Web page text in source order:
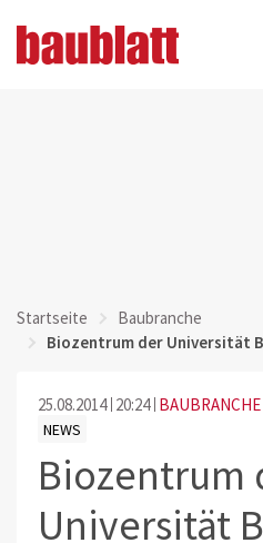
Startseite
Baubranche
Biozentrum der Universität
25.08.2014 20:24 BAUBRANCHE
NEWS
Biozentrum
Universität